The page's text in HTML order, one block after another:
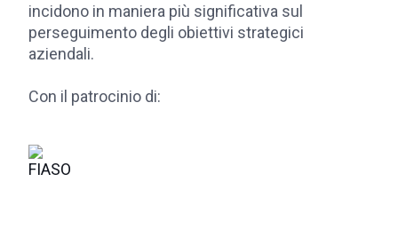
incidono in maniera più significativa sul
perseguimento degli obiettivi strategici
aziendali.
Con il patrocinio di: